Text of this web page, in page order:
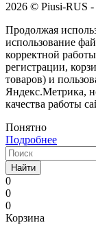
2026 © Piusi-RUS -
Продолжая
использование
корректной
регистрации,
товаров) и
Яндекс.Метрика,
качества работы
Понятно
Подробнее
Найти
0
0
0
Корзина